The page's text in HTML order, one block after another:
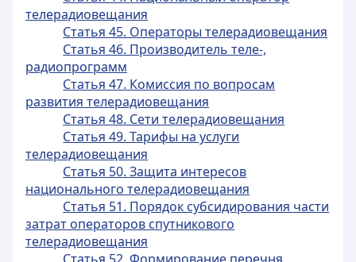
телерадиовещания
Статья 45. Операторы телерадиовещания
Статья 46. Производитель теле-,
радиопрограмм
Статья 47. Комиссия по вопросам
развития телерадиовещания
Статья 48. Сети телерадиовещания
Статья 49. Тарифы на услуги
телерадиовещания
Статья 50. Защита интересов
национального телерадиовещания
Статья 51. Порядок субсидирования части
затрат операторов спутникового
телерадиовещания